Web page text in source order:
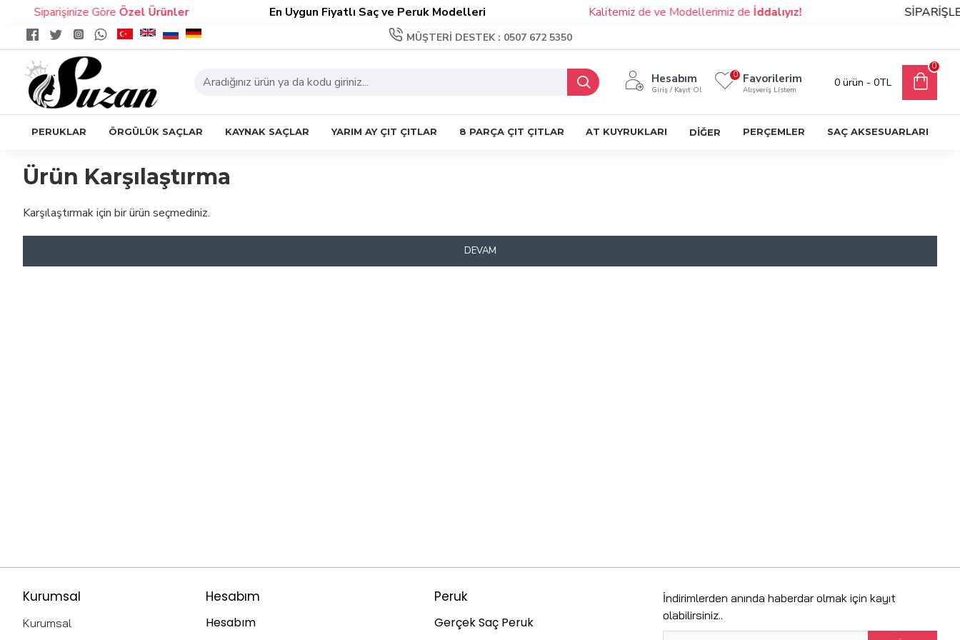
Siparişinize GöreÖzel Ürünler En Uygun Fiyatlı Saç ve Peruk Modelleri Kalitemiz de ve Modellerimiz deİddalıyız!
MÜŞTERI DESTEK : 0507 672 5350
Hesabım
Giriş / Kayıt Ol
Favorilerim
Alışveriş Listem
0
0 ürün - 0TL
0
PERUKLAR ÖRGÜLÜK SAÇLAR KAYNAK SAÇLAR YARIM AY ÇIT ÇITLAR 8 PARÇA ÇIT ÇITLAR AT KUYRUKLARI DİĞER PERÇEMLER SAÇ AKSESUARLARI
Ürün Karşılaştırma
Karşılaştırmak için bir ürün seçmediniz.
DEVAM
Kurumsal
Kurumsal
Hesabım
Hesabım
Peruk
Gerçek Saç Peruk
İndirimlerden anında haberdar olmak için kayıt
olabilirsiniz..